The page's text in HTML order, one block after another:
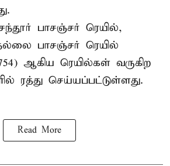
பாசஞ்சர் ரெயில்,
பாசஞ்சர் ரெயில்
ஆகிய ரெயில்கள் வருகிற
ரத்து செய்யப்பட்டுள்ளது.
Read More